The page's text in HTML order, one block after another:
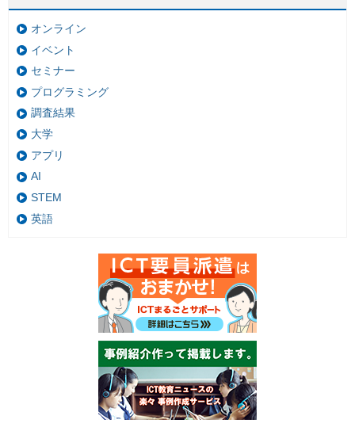
オンライン
イベント
セミナー
プログラミング
調査結果
大学
アプリ
AI
STEM
英語